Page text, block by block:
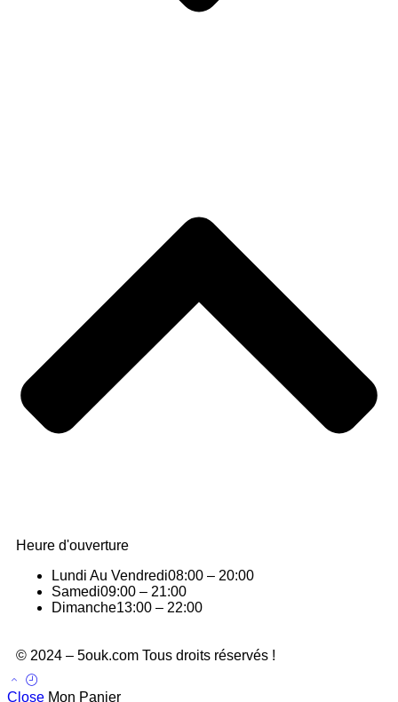
Heure d'ouverture
Lundi Au Vendredi08:00 – 20:00
Samedi09:00 – 21:00
Dimanche13:00 – 22:00
© 2024 – 5ouk.com Tous droits réservés !
Close Mon Panier